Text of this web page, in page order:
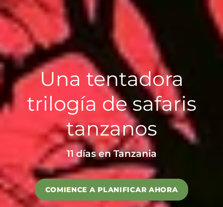
Una tentadora
trilogía de safaris
tanzanos
11 días en Tanzania
COMIENCE A PLANIFICAR AHORA